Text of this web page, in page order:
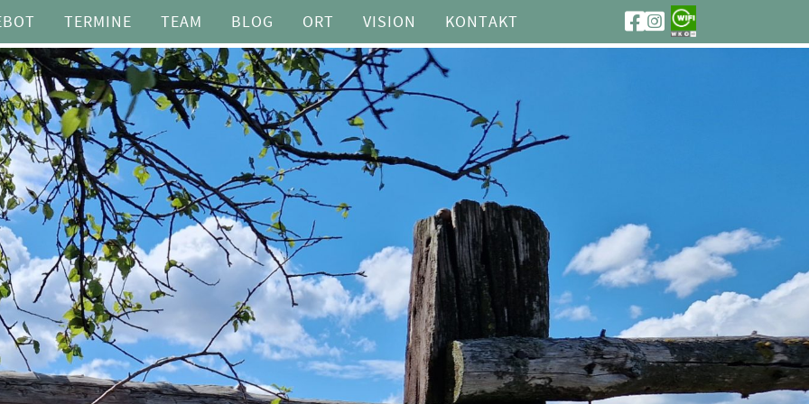
TERMINE TEAM BLOG ORT VISION KONTAKT